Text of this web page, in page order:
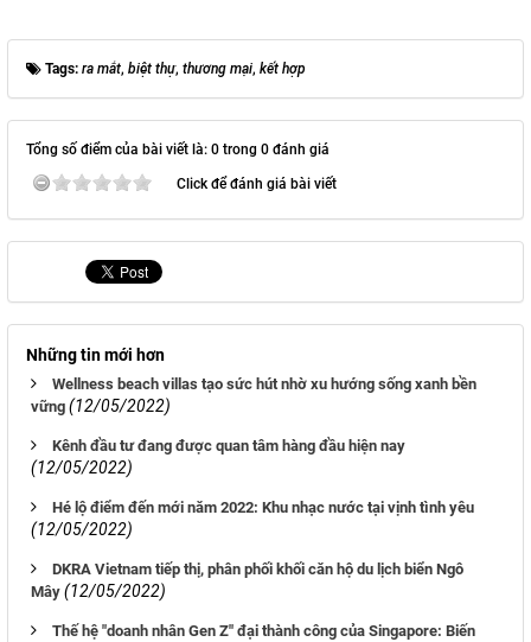
Tags: ra mắt, biệt thự, thương mại, kết hợp
Tổng số điểm của bài viết là: 0 trong 0 đánh giá
Click để đánh giá bài viết
Những tin mới hơn
Wellness beach villas tạo sức hút nhờ xu hướng sống xanh bền
vững (12/05/2022)
Kênh đầu tư đang được quan tâm hàng đầu hiện nay
(12/05/2022)
Hé lộ điểm đến mới năm 2022: Khu nhạc nước tại vịnh tình yêu
(12/05/2022)
DKRA Vietnam tiếp thị, phân phối khối căn hộ du lịch biển Ngô
Mây (12/05/2022)
Thế hệ "doanh nhân Gen Z" đại thành công của Singapore: Biến